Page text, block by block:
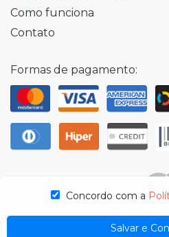
Como funciona
Contato
Formas de pagamento:
Concordo com a
Salvar e